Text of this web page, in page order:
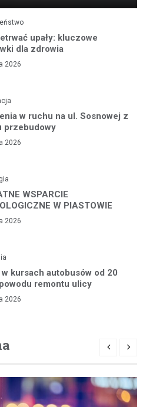
upały: kluczowe
dla zdrowia
2026
w ruchu na ul. Sosnowej z
przebudowy
2026
WSPARCIE
W PIASTOWIE
2026
kursach autobusów od 20
remontu ulicy
2026